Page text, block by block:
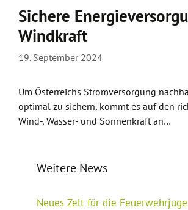
Sichere
Windkraft
19. September 2024
Um Österreichs Stromversorgung
optimal zu sichern, kommt es auf den
Wind-, Wasser- und Sonnenkraft an…
Weitere News
Neues Zelt für die